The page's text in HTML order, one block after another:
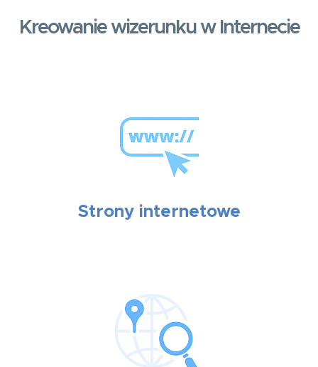
Kreowanie wizerunku w Internecie
Strony internetowe